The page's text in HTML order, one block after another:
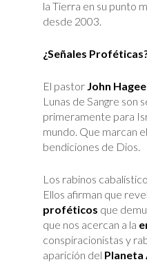
la Tierra en su punto
desde 2003.
¿Señales
El pastor John Hagee
Lunas de Sangre son
primeramente para
mundo. Que marcan
bendiciones de Dios.
Los rabinos
Ellos afirman que
proféticos que
que nos acercan a la
conspiracionistas y
aparición del